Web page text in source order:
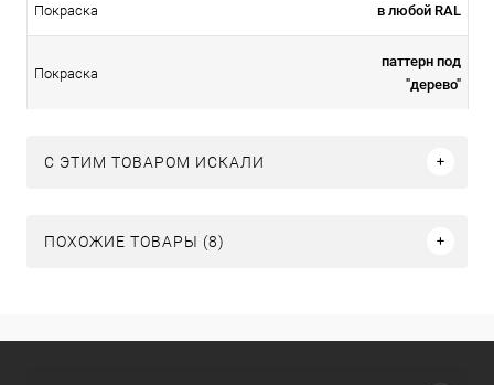
Покраска в любой RAL
Покраска
паттерн под
"дерево"
C ЭТИМ ТОВАРОМ ИСКАЛИ
ПОХОЖИЕ ТОВАРЫ (8)